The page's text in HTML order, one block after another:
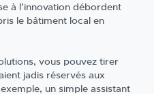
à l’innovation débordent
le bâtiment local en
vous pouvez tirer
jadis réservés aux
un simple assistant